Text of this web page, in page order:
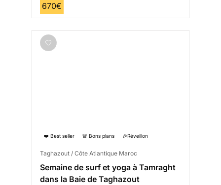
670€
❤️ Best seller 🚨 Bons plans 🎉Réveillon
Taghazout / Côte Atlantique Maroc
Semaine de surf et yoga à Tamraght
dans la Baie de Taghazout